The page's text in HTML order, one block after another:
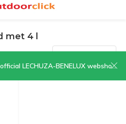
BENELUX webshop | CLICK HERE NOW!
met 4 l
Sorteren op: